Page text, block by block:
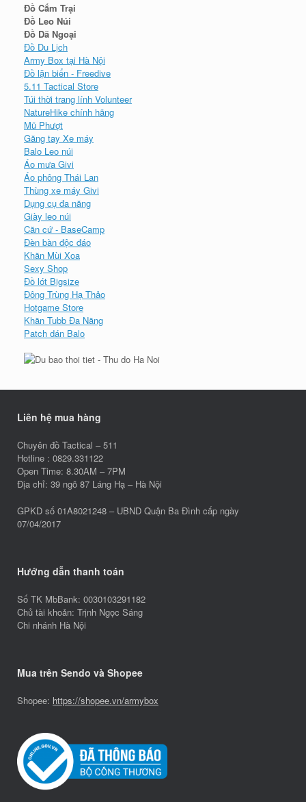
Đồ Cắm Trại
Đồ Leo Núi
Đồ Dã Ngoại
Đồ Du Lịch
Army Box tại Hà Nội
Đồ lặn biển - Freedive
5.11 Tactical Store
Túi thời trang lính Volunteer
NatureHike chính hãng
Mũ Phượt
Găng tay Xe máy
Balo Leo núi
Áo mưa Givi
Áo phông Thái Lan
Thùng xe máy Givi
Dụng cụ đa năng
Giày leo núi
Căn cứ - BaseCamp
Đèn bàn độc đáo
Khăn Mùi Xoa
Sexy Shop
Đồ lót Bigsize
Đông Trùng Hạ Thảo
Hotgame Store
Khăn Tubb Đa Năng
Patch dán Balo
Liên hệ mua hàng
Chuyên đồ Tactical – 511
Hotline : 0829.331122
Open Time: 8.30AM – 7PM
Địa chỉ: 39 ngõ 87 Láng Hạ – Hà Nội
GPKD số 01A8021248 – UBND Quận Ba Đình cấp ngày
07/04/2017
Hướng dẫn thanh toán
Số TK MbBank: 0030103291182
Chủ tài khoản: Trịnh Ngọc Sáng
Chi nhánh Hà Nội
Mua trên Sendo và Shopee
Shopee: https://shopee.vn/armybox